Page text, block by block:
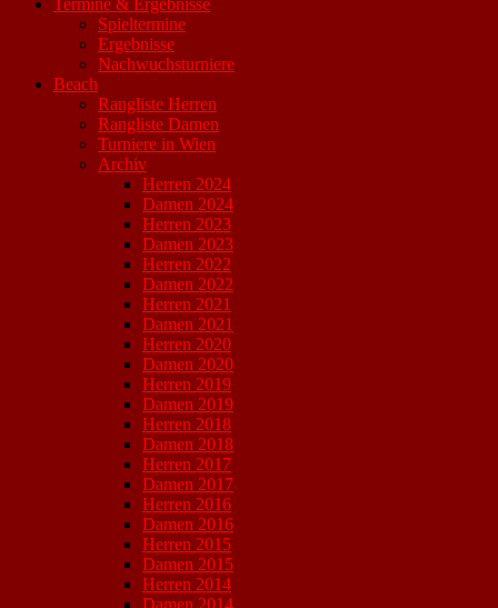
Termine & Ergebnisse
Spieltermine
Ergebnisse
Nachwuchsturniere
Beach
Rangliste Herren
Rangliste Damen
Turniere in Wien
Archiv
Herren 2024
Damen 2024
Herren 2023
Damen 2023
Herren 2022
Damen 2022
Herren 2021
Damen 2021
Herren 2020
Damen 2020
Herren 2019
Damen 2019
Herren 2018
Damen 2018
Herren 2017
Damen 2017
Herren 2016
Damen 2016
Herren 2015
Damen 2015
Herren 2014
Damen 2014